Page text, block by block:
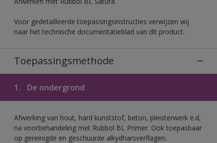
Voor gedetailleerde toepassingsinstructies verwijzen wij
naar het technische documentatieblad van dit product.
Toepassingsmethode
1. De ondergrond
Afwerking van hout, hard kunststof, beton, pleisterwerk e.d,
na voorbehandeling met Rubbol BL Primer. Ook toepasbaar
op gereinigde en geschuurde alkydharsverflagen.